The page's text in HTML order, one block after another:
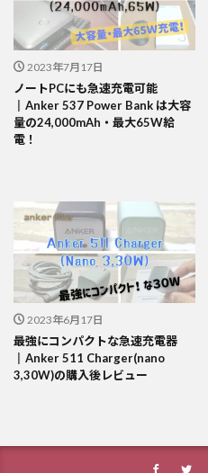
2023年7月17日
ノートPCにも急速充電可能
║Anker 537 Power Bank は大容
量の24,000mAh・最大65W給
電！
2023年6月17日
最強にコンパクトな急速充電器
║Anker 511 Charger(nano
3,30W)の購入後レビュー